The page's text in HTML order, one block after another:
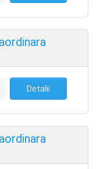
Detalii